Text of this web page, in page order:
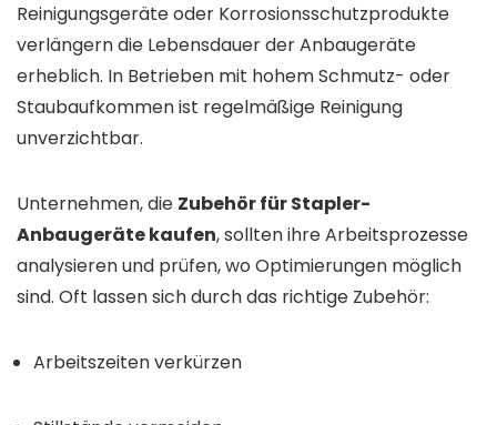
Reinigungsgeräte oder Korrosionsschutzprodukte
verlängern die Lebensdauer der Anbaugeräte
erheblich. In Betrieben mit hohem Schmutz- oder
Staubaufkommen ist regelmäßige Reinigung
unverzichtbar.
Unternehmen, die Zubehör für Stapler-
Anbaugeräte kaufen, sollten ihre Arbeitsprozesse
analysieren und prüfen, wo Optimierungen möglich
sind. Oft lassen sich durch das richtige Zubehör:
Arbeitszeiten verkürzen